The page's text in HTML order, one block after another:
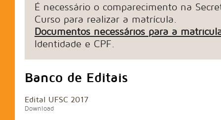
É necessário o comparecimento na
Curso para realizar a matrícula.
Documentos necessários para a
Identidade e CPF.
Banco de Editais
Edital UFSC 2017
Download